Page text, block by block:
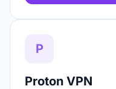
P
Proton VPN